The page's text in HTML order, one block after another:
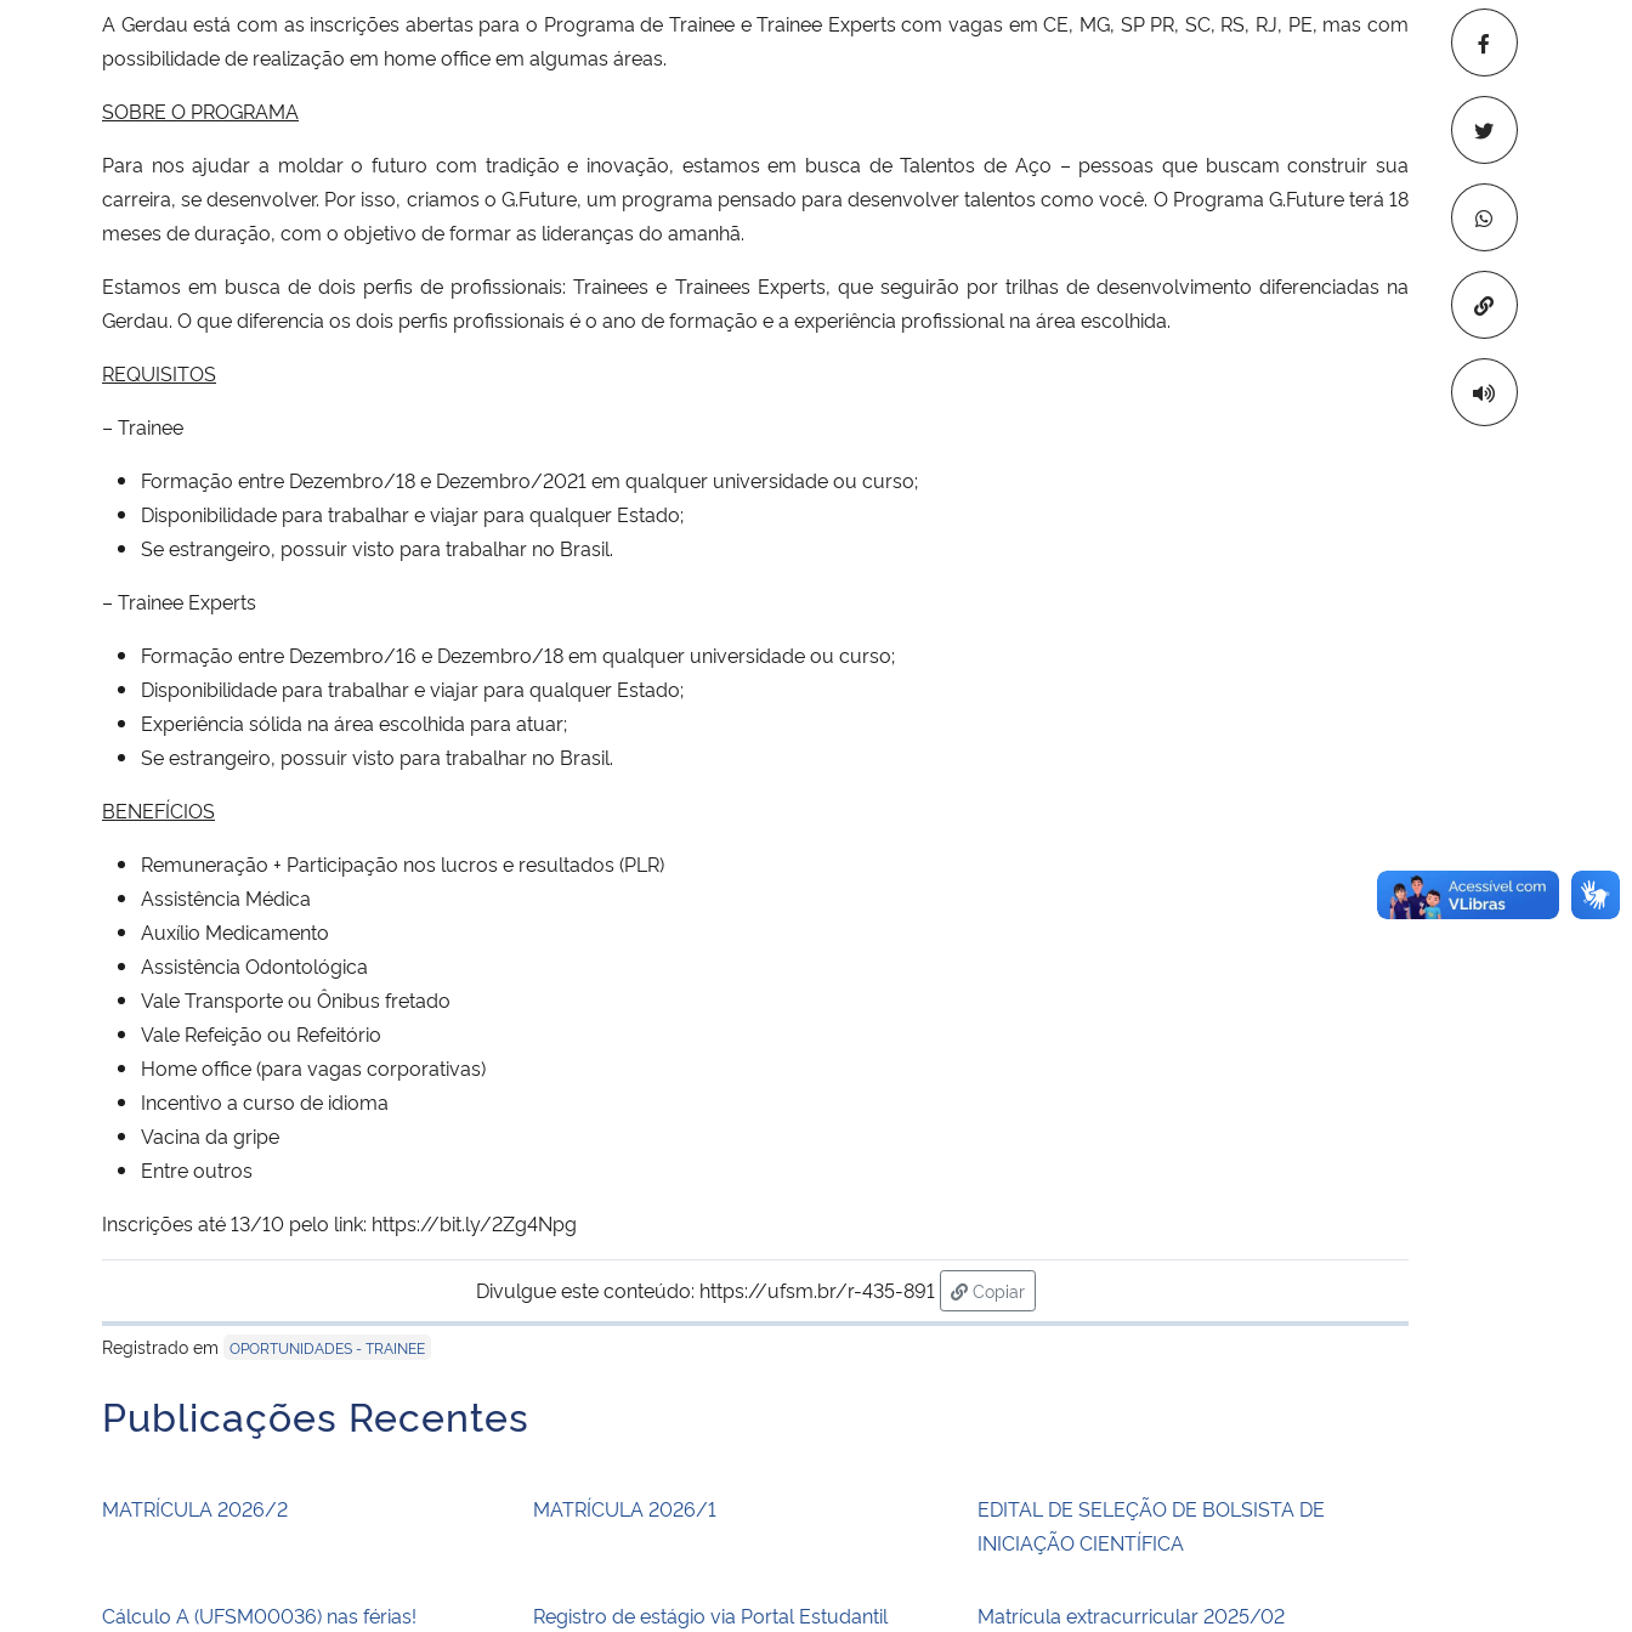
Copiar para
A Gerdau está com as inscrições abertas para o Programa de Trainee e Trainee Experts com vagas em CE, MG, SP PR, SC, RS, RJ, PE, mas com
possibilidade de realização em home office em algumas áreas.
SOBRE O PROGRAMA
Para nos ajudar a moldar o futuro com tradição e inovação, estamos em busca de Talentos de Aço – pessoas que buscam construir sua
carreira, se desenvolver. Por isso, criamos o G.Future, um programa pensado para desenvolver talentos como você. O Programa G.Future terá 18
meses de duração, com o objetivo de formar as lideranças do amanhã.
Estamos em busca de dois perfis de profissionais: Trainees e Trainees Experts, que seguirão por trilhas de desenvolvimento diferenciadas na
Gerdau. O que diferencia os dois perfis profissionais é o ano de formação e a experiência profissional na área escolhida.
REQUISITOS
– Trainee
Formação entre Dezembro/18 e Dezembro/2021 em qualquer universidade ou curso;
Disponibilidade para trabalhar e viajar para qualquer Estado;
Se estrangeiro, possuir visto para trabalhar no Brasil.
– Trainee Experts
Formação entre Dezembro/16 e Dezembro/18 em qualquer universidade ou curso;
Disponibilidade para trabalhar e viajar para qualquer Estado;
Experiência sólida na área escolhida para atuar;
Se estrangeiro, possuir visto para trabalhar no Brasil.
BENEFÍCIOS
Remuneração + Participação nos lucros e resultados (PLR)
Assistência Médica
Auxílio Medicamento
Assistência Odontológica
Vale Transporte ou Ônibus fretado
Vale Refeição ou Refeitório
Home office (para vagas corporativas)
Incentivo a curso de idioma
Vacina da gripe
Entre outros
Inscrições até 13/10 pelo link: https://bit.ly/2Zg4Npg
Divulgue este conteúdo: https://ufsm.br/r-435-891
Copiar
para área de transferência
Registrado em OPORTUNIDADES - TRAINEE
Publicações Recentes
MATRÍCULA 2026/2 MATRÍCULA 2026/1
EDITAL DE SELEÇÃO DE BOLSISTA DE
INICIAÇÃO CIENTÍFICA
Cálculo A (UFSM00036) nas férias! Registro de estágio via Portal Estudantil Matrícula extracurricular 2025/02